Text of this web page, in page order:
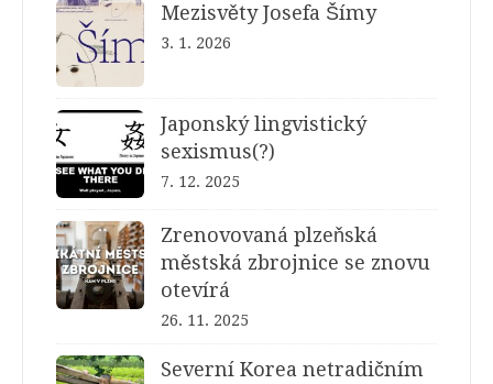
Mezisvěty Josefa Šímy
3. 1. 2026
Japonský lingvistický
sexismus(?)
7. 12. 2025
Zrenovovaná plzeňská
městská zbrojnice se znovu
otevírá
26. 11. 2025
Severní Korea netradičním